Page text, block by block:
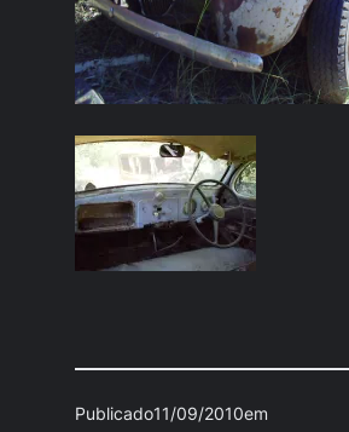
Publicado11/09/2010em